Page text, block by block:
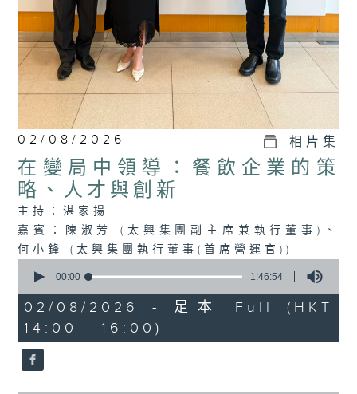
02/08/2026 相片集
在變局中領導：餐飲企業的策
略、人才與創新
主持：湛家揚
嘉賓：陳淑芳 (太興集團副主席兼執行董事)、
何小鋒 (太興集團執行董事(首席營運官))
seconds
1
hour,
46
minutes,
54
seconds
00:00 1:46:54
02/08/2026 - 足本 Full (HKT
14:00 - 16:00)